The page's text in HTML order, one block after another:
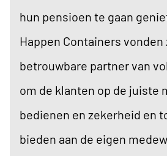
hun pensioen te gaan
Happen Containers vonden
betrouwbare partner van
om de klanten op de juiste
bedienen en zekerheid en
bieden aan de eigen